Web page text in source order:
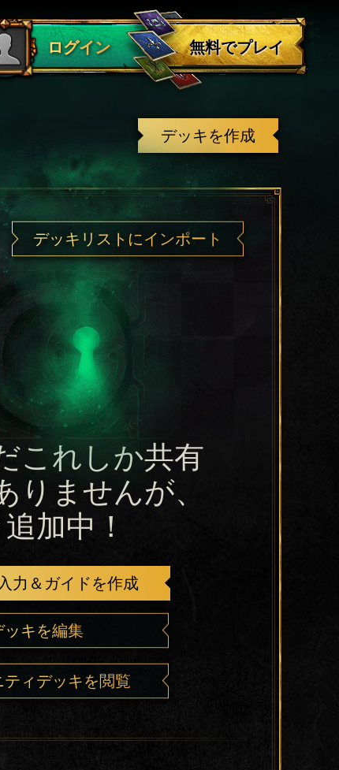
ログイン
グアウト
無料でプレイ
デッキを作成
デッキリストにインポート
これしか共有
りませんが、
加中！
力＆ガイドを作成
ッキを編集
ティデッキを閲覧